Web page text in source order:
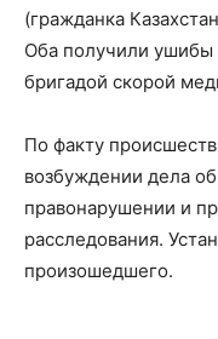
(гражданка
Оба получили ушибы
бригадой скорой
По факту
возбуждении дела
правонарушении и
расследования.
произошедшего.